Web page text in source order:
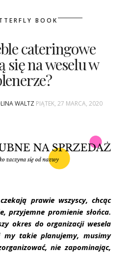
BOOK
cateringowe
się na weselu w
WALTZ PIĄTEK, 27 MARCA, 2020
prawie wszyscy, chcąc
przyjemne promienie słońca.
okres do organizacji wesela
my takie planujemy, musimy
nie zapominając,